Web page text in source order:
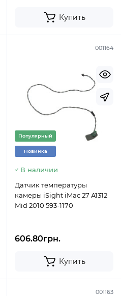
Купить
001164
Популярный
Новинка
В наличии
Датчик температуры
камеры iSight iMac 27 A1312
Mid 2010 593-1170
606.80грн.
Купить
001163